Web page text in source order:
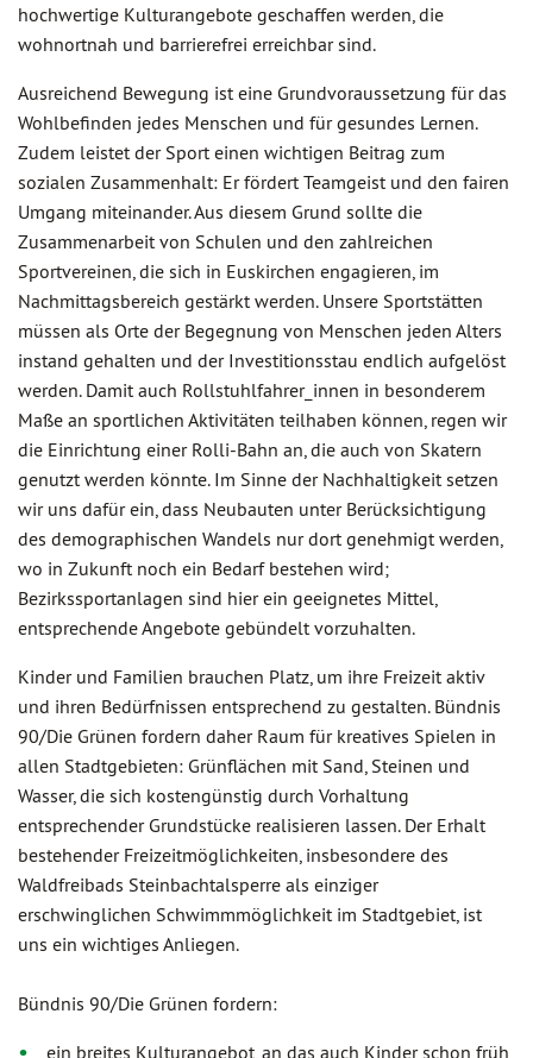
hochwertige Kulturangebote geschaffen werden, die
wohnortnah und barrierefrei erreichbar sind.
Ausreichend Bewegung ist eine Grundvoraussetzung für das
Wohlbefinden jedes Menschen und für gesundes Lernen.
Zudem leistet der Sport einen wichtigen Beitrag zum
sozialen Zusammenhalt: Er fördert Teamgeist und den fairen
Umgang miteinander. Aus diesem Grund sollte die
Zusammenarbeit von Schulen und den zahlreichen
Sportvereinen, die sich in Euskirchen engagieren, im
Nachmittagsbereich gestärkt werden. Unsere Sportstätten
müssen als Orte der Begegnung von Menschen jeden Alters
instand gehalten und der Investitionsstau endlich aufgelöst
werden. Damit auch Rollstuhlfahrer_innen in besonderem
Maße an sportlichen Aktivitäten teilhaben können, regen wir
die Einrichtung einer Rolli-Bahn an, die auch von Skatern
genutzt werden könnte. Im Sinne der Nachhaltigkeit setzen
wir uns dafür ein, dass Neubauten unter Berücksichtigung
des demographischen Wandels nur dort genehmigt werden,
wo in Zukunft noch ein Bedarf bestehen wird;
Bezirkssportanlagen sind hier ein geeignetes Mittel,
entsprechende Angebote gebündelt vorzuhalten.
Kinder und Familien brauchen Platz, um ihre Freizeit aktiv
und ihren Bedürfnissen entsprechend zu gestalten. Bündnis
90/Die Grünen fordern daher Raum für kreatives Spielen in
allen Stadtgebieten: Grünflächen mit Sand, Steinen und
Wasser, die sich kostengünstig durch Vorhaltung
entsprechender Grundstücke realisieren lassen. Der Erhalt
bestehender Freizeitmöglichkeiten, insbesondere des
Waldfreibads Steinbachtalsperre als einziger
erschwinglichen Schwimmmöglichkeit im Stadtgebiet, ist
uns ein wichtiges Anliegen.
Bündnis 90/Die Grünen fordern:
ein breites Kulturangebot, an das auch Kinder schon früh